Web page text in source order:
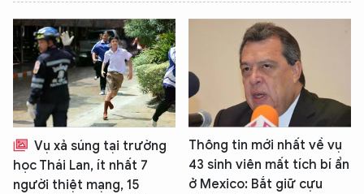
Vụ xả súng tại trường
học Thái Lan, ít nhất 7
người thiệt mạng, 15
Thông tin mới nhất về vụ
43 sinh viên mất tích bí ẩn
ở Mexico: Bắt giữ cựu